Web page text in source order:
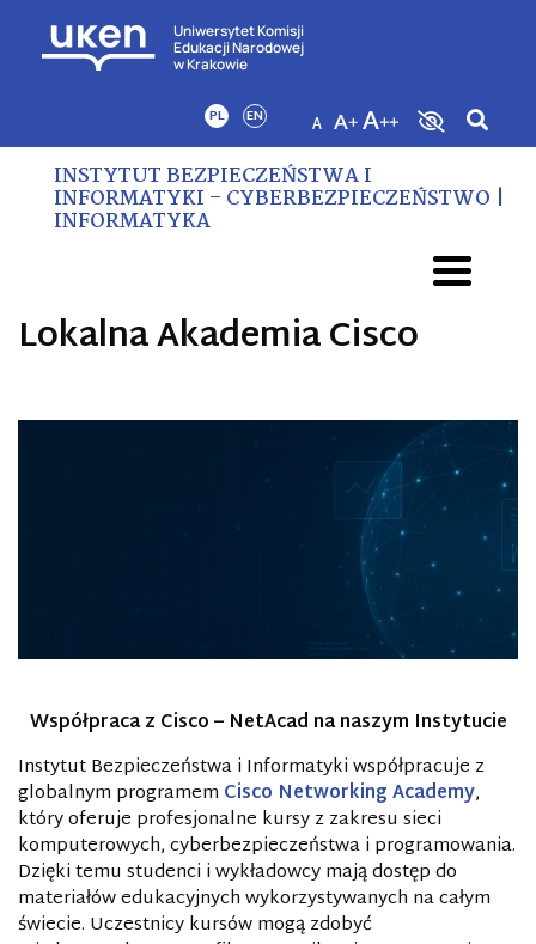
Uniwersytet Komisji
Edukacji Narodowej
w Krakowie
PL EN
INSTYTUT BEZPIECZEŃSTWA I
INFORMATYKI – CYBERBEZPIECZEŃSTWO |
INFORMATYKA
Lokalna Akademia Cisco
Współpraca z Cisco – NetAcad na naszym Instytucie
Instytut Bezpieczeństwa i Informatyki współpracuje z
globalnym programem Cisco Networking Academy,
który oferuje profesjonalne kursy z zakresu sieci
komputerowych, cyberbezpieczeństwa i programowania.
Dzięki temu studenci i wykładowcy mają dostęp do
materiałów edukacyjnych wykorzystywanych na całym
świecie. Uczestnicy kursów mogą zdobyć